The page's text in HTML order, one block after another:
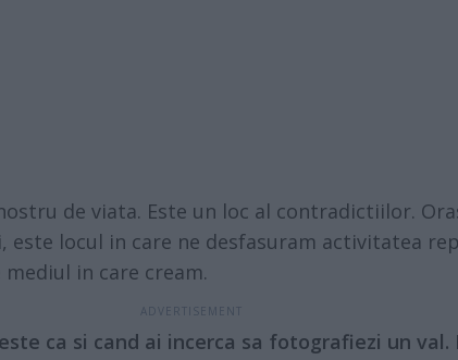
de viata. Este un loc al contradictiilor.
este locul in care ne desfasuram activitatea
in care cream.
ca si cand ai incerca sa fotografiezi un val.